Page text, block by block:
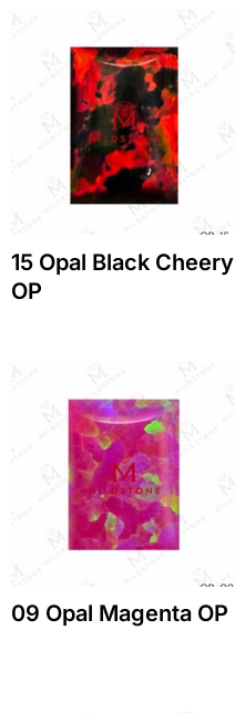
15 Opal Black Cheery
OP
09 Opal Magenta OP